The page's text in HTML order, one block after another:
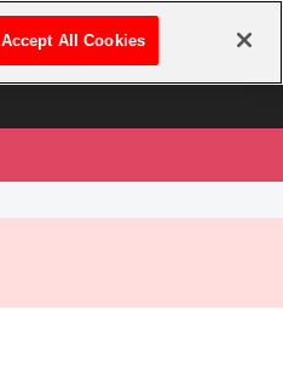
ログイン・新規登録
Accept All Cookies